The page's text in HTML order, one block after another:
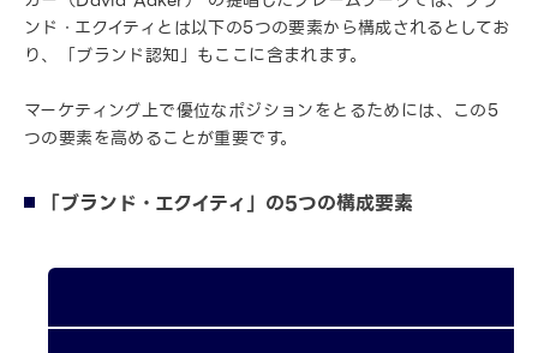
ンド・エクイティとは以下の5つの要素から構成されるとしてお
り、「ブランド認知」もここに含まれます。
マーケティング上で優位なポジションをとるためには、この5
つの要素を高めることが重要です。
「ブランド・エクイティ」の5つの構成要素